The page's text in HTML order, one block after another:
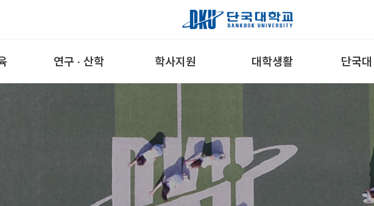
연구 · 산학 학사지원 대학생활 단국